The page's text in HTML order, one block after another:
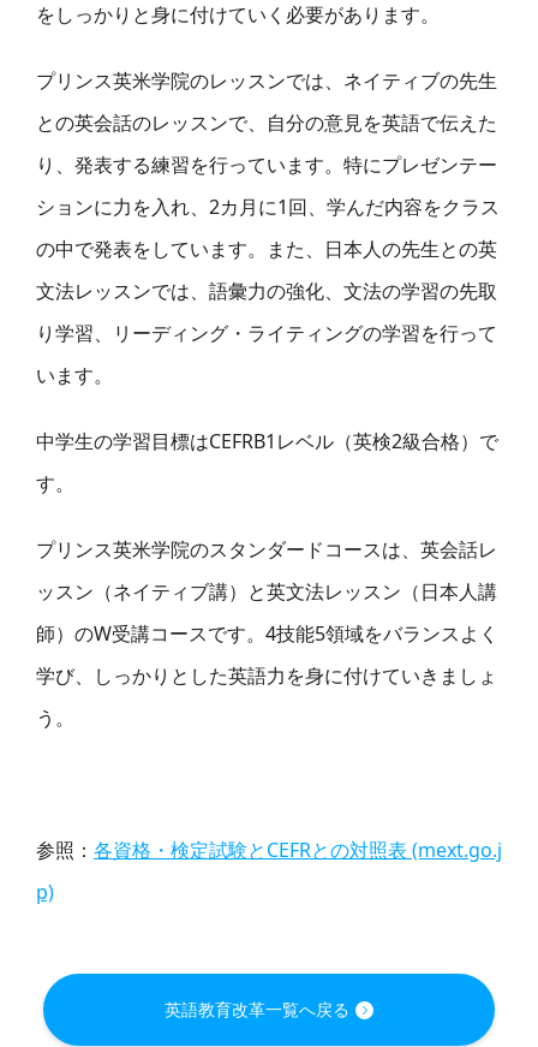
をしっかりと身に付けていく必要があります。
プリンス英米学院のレッスンでは、ネイティブの先生
との英会話のレッスンで、自分の意見を英語で伝えた
り、発表する練習を行っています。特にプレゼンテー
ションに力を入れ、2カ月に1回、学んだ内容をクラス
の中で発表をしています。また、日本人の先生との英
文法レッスンでは、語彙力の強化、文法の学習の先取
り学習、リーディング・ライティングの学習を行って
います。
中学生の学習目標はCEFRB1レベル（英検2級合格）で
す。
プリンス英米学院のスタンダードコースは、英会話レ
ッスン（ネイティブ講）と英文法レッスン（日本人講
師）のW受講コースです。4技能5領域をバランスよく
学び、しっかりとした英語力を身に付けていきましょ
う。
参照： 各資格・検定試験とCEFRとの対照表 (mext.go.j
p)
英語教育改革一覧へ戻る